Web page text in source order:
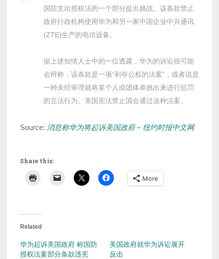
国防支出授权法的一个部分提出挑战。该条款禁止
政府行政机构使用华为和另一家中国企业中兴通讯
(ZTE)生产的电信设备。
据上述知情人士中的一位透露，华为的诉讼很可能
会辩称，该条款是一项“剥夺公权的法案”，或者说是
一种未经审理就将某个人或团体单挑出来进行惩罚
的立法行为。美国宪法禁止国会通过这种法案。
Source: 消息称华为将起诉美国政府 – 纽约时报中文网
Share this:
More
Related
华为起诉美国政府 称国防
授权法案部分条款违宪
美国政府就华为诉讼展开
反击